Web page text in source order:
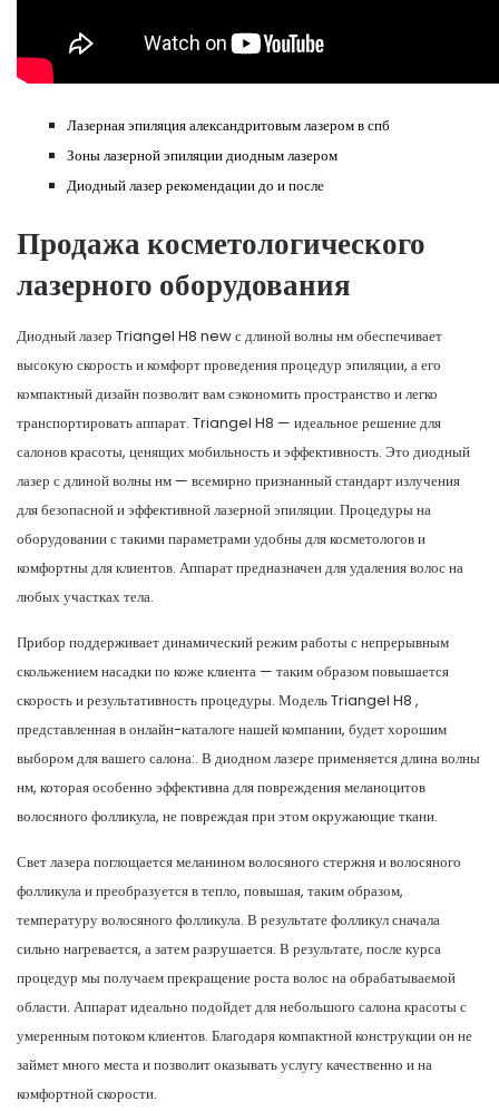
Лазерная эпиляция александритовым лазером в спб
Зоны лазерной эпиляции диодным лазером
Диодный лазер рекомендации до и после
Продажа косметологического
лазерного оборудования
Диодный лазер Triangel H8 new с длиной волны нм обеспечивает
высокую скорость и комфорт проведения процедур эпиляции, а его
компактный дизайн позволит вам сэкономить пространство и легко
транспортировать аппарат. Triangel H8 — идеальное решение для
салонов красоты, ценящих мобильность и эффективность. Это диодный
лазер с длиной волны нм — всемирно признанный стандарт излучения
для безопасной и эффективной лазерной эпиляции. Процедуры на
оборудовании с такими параметрами удобны для косметологов и
комфортны для клиентов. Аппарат предназначен для удаления волос на
любых участках тела.
Прибор поддерживает динамический режим работы с непрерывным
скольжением насадки по коже клиента — таким образом повышается
скорость и результативность процедуры. Модель Triangel H8 ,
представленная в онлайн-каталоге нашей компании, будет хорошим
выбором для вашего салона:. В диодном лазере применяется длина волны
нм, которая особенно эффективна для повреждения меланоцитов
волосяного фолликула, не повреждая при этом окружающие ткани.
Свет лазера поглощается меланином волосяного стержня и волосяного
фолликула и преобразуется в тепло, повышая, таким образом,
температуру волосяного фолликула. В результате фолликул сначала
сильно нагревается, а затем разрушается. В результате, после курса
процедур мы получаем прекращение роста волос на обрабатываемой
области. Аппарат идеально подойдет для небольшого салона красоты с
умеренным потоком клиентов. Благодаря компактной конструкции он не
займет много места и позволит оказывать услугу качественно и на
комфортной скорости.